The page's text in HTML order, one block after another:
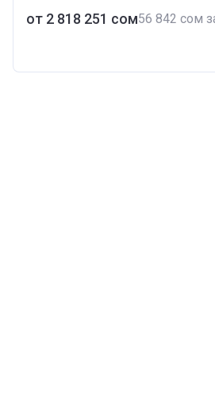
от ‍2 818 251 сом‍56 842 сом